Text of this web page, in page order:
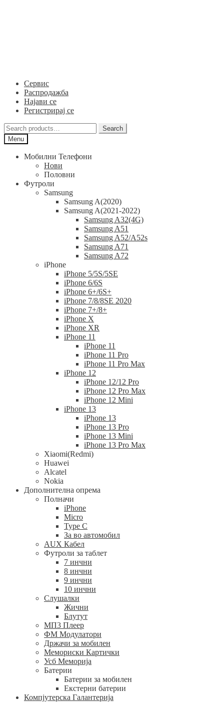
Сервис
Распродажба
Најави се
Регистрирај се
Search
for:
Search
Menu
Мобилни Телефони
Нови
Половни
Футроли
Samsung
Samsung A(2020)
Samsung A(2021-2022)
Samsung A32(4G)
Samsung A51
Samsung A52/A52s
Samsung A71
Samsung A72
iPhone
iPhone 5/5S/5SE
iPhone 6/6S
iPhone 6+/6S+
iPhone 7/8/8SE 2020
iPhone 7+/8+
iPhone X
iPhone XR
iPhone 11
iPhone 11
iPhone 11 Pro
iPhone 11 Pro Max
iPhone 12
iPhone 12/12 Pro
iPhone 12 Pro Max
iPhone 12 Mini
iPhone 13
iPhone 13
iPhone 13 Pro
iPhone 13 Mini
iPhone 13 Pro Max
Xiaomi(Redmi)
Huawei
Alcatel
Nokia
Дополнителна опрема
Полначи
iPhone
Micro
Type C
За во автомобил
AUX Кабел
Футроли за таблет
7 инчни
8 инчни
9 инчни
10 инчни
Слушалки
Жични
Блутут
МП3 Плеер
ФМ Модулатори
Држачи за мобилен
Мемориски Картички
Усб Меморија
Батерии
Батерии за мобилен
Екстерни батерии
Компјутерска Галантерија